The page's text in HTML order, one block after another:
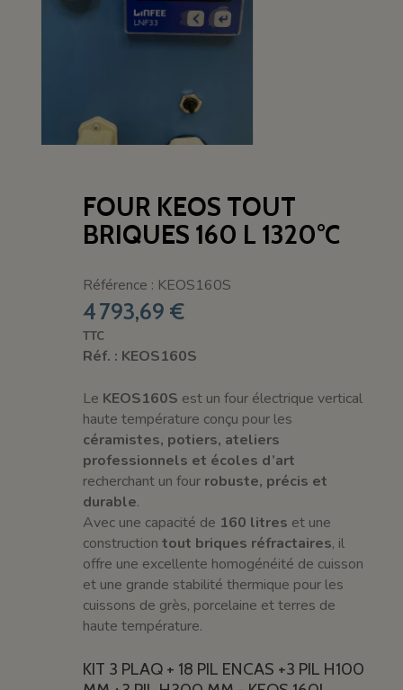
FOUR KEOS TOUT
BRIQUES 160 L 1320°C
Référence : KEOS160S
4 793,69 €
TTC
Réf. : KEOS160S
Le KEOS160S est un four électrique vertical
haute température conçu pour les
céramistes, potiers, ateliers
professionnels et écoles d’art
recherchant un four robuste, précis et
durable.
Avec une capacité de 160 litres et une
constructiontout briques réfractaires, il
offre une excellente homogénéité de cuisson
et une grande stabilité thermique pour les
cuissons de grès, porcelaine et terres de
haute température.
KIT 3 PLAQ + 18 PIL ENCAS +3 PIL H100